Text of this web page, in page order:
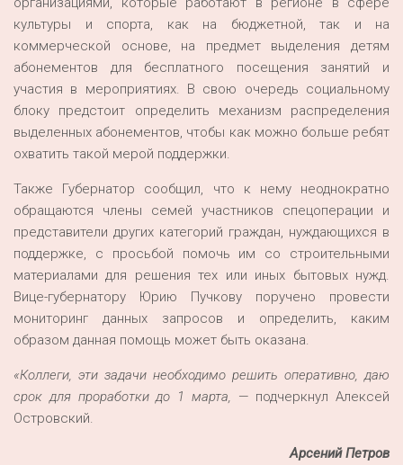
культуры и спорта, как на бюджетной, так и на
коммерческой основе, на предмет выделения детям
абонементов для бесплатного посещения занятий и
участия в мероприятиях. В свою очередь социальному
блоку предстоит определить механизм распределения
выделенных абонементов, чтобы как можно больше ребят
охватить такой мерой поддержки.
Также Губернатор сообщил, что к нему неоднократно
обращаются члены семей участников спецоперации и
представители других категорий граждан, нуждающихся в
поддержке, с просьбой помочь им со строительными
материалами для решения тех или иных бытовых нужд.
Вице-губернатору Юрию Пучкову поручено провести
мониторинг данных запросов и определить, каким
образом данная помощь может быть оказана.
«Коллеги, эти задачи необходимо решить оперативно, даю
срок для проработки до 1 марта, — подчеркнул Алексей
Островский.
Арсений Петров